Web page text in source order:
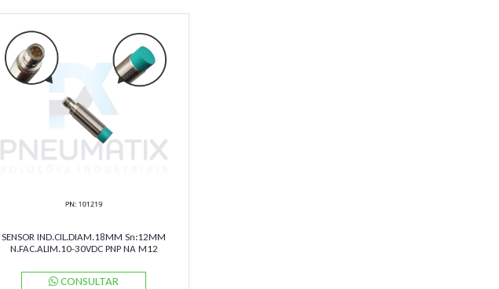
SENSOR IND.CIL.DIAM.18MM Sn:12MM
N.FAC.ALIM.10-30VDC PNP NA M12
PEPPERL
CONSULTAR